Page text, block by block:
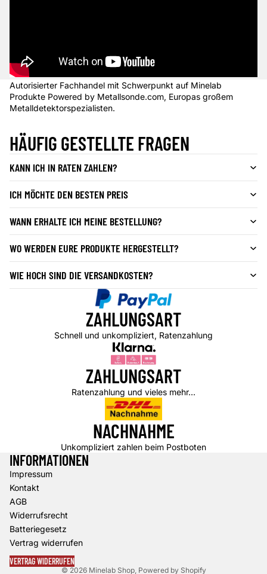
Autorisierter Fachhandel mit Schwerpunkt auf Minelab
Produkte Powered by Metallsonde.com, Europas großem
Metalldetektorspezialisten.
HÄUFIG GESTELLTE FRAGEN
KANN ICH IN RATEN ZAHLEN?
ICH MÖCHTE DEN BESTEN PREIS
WANN ERHALTE ICH MEINE BESTELLUNG?
WO WERDEN EURE PRODUKTE HERGESTELLT?
WIE HOCH SIND DIE VERSANDKOSTEN?
ZAHLUNGSART
Schnell und unkompliziert, Ratenzahlung
ZAHLUNGSART
Ratenzahlung und vieles mehr...
NACHNAHME
Unkompliziert zahlen beim Postboten
INFORMATIONEN
Impressum
Kontakt
AGB
Widerrufsrecht
Batteriegesetz
Vertrag widerrufen
VERTRAG WIDERRUFEN
© 2026 Minelab Shop, Powered by Shopify
Datenschutzerklärung
Widerrufsrecht
AGB
Versand
Kontaktinformationen
Impressum